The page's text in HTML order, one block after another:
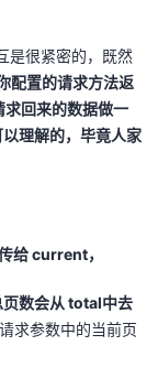
是很紧密的，既然
配置的请求方法返
求回来的数据做一
理解的，毕竟人家
给 current，
数会从 total中去
求参数中的当前页